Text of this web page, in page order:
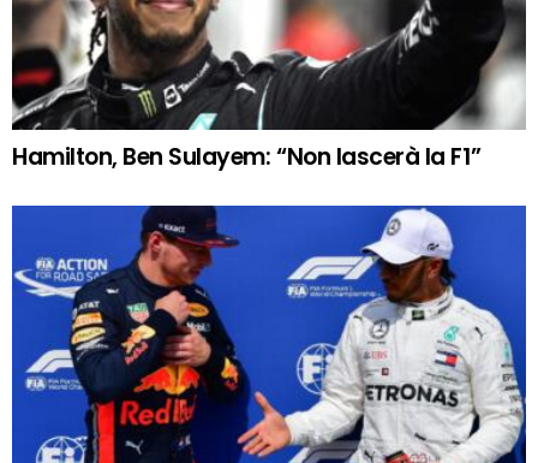
Hamilton, Ben Sulayem: “Non lascerà la F1”